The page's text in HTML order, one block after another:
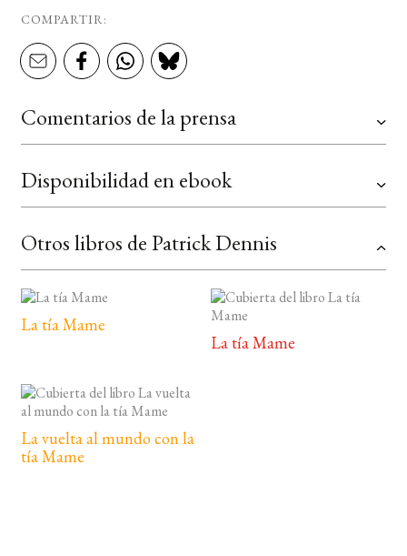
COMPARTIR:
Comentarios de la prensa
Disponibilidad en ebook
Otros libros de Patrick Dennis
La tía Mame
La tía Mame
La vuelta al mundo con la
tía Mame